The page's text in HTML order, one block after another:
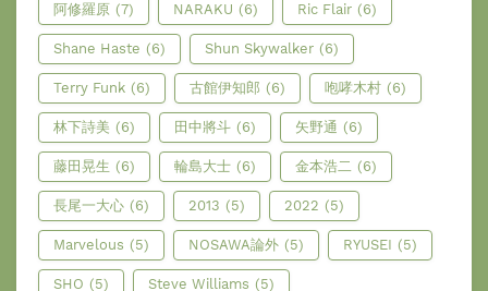
阿修羅原 (7) NARAKU (6) Ric Flair (6)
Shane Haste (6) Shun Skywalker (6)
Terry Funk (6) 古館伊知郎 (6) 咆哮木村 (6)
林下詩美 (6) 田中將斗 (6) 矢野通 (6)
藤田晃生 (6) 輪島大士 (6) 金本浩二 (6)
長尾一大心 (6) 2013 (5) 2022 (5)
Marvelous (5) NOSAWA論外 (5) RYUSEI (5)
SHO (5) Steve Williams (5)